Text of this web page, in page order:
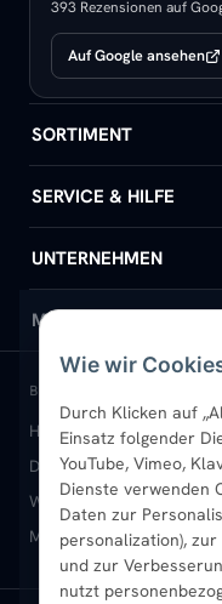
Wie wir
Durch Klicken auf
Einsatz folgender
YouTube, Vimeo,
Dienste verwenden
Daten zur
personalization),
und zur
nutzt
393 Rezensionen auf
Auf Google ansehen
SORTIMENT
Badheizkörper
Handtuchheizkörper
Design-Heizkörper
Paneelheizkörper
Vertikal-Heizkörper
Heizkörper-Zubehör
SERVICE & HILFE
Hilfe & Kontakt
Versand & Lieferung
Rückgabe & Widerruf
Garantie &
Montageservice vor Ort
Sendung verfolgen
UNTERNEHMEN
Wir über uns
Standort & Abholung
B2B-Kunden
Karriere
Ratgeber
MEIN KONTO
Anmelden / Mein Konto
Merkliste
Newsletter
Aktuelle Angebote
BELIEBTE KATEGORIEN
Heizkörper kaufen
Design-Heizkörper
Wandheizkörper
Mischbetrieb-Heizkörper